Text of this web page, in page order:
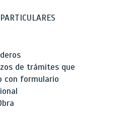
de trámites que
con formulario